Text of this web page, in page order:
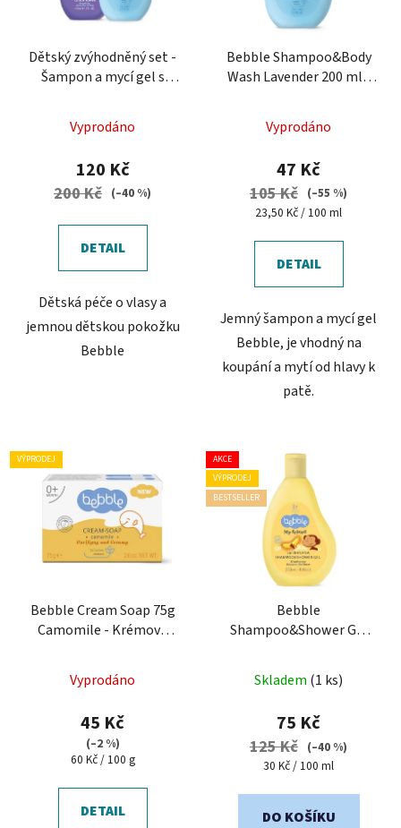
Dětský zvýhodněný set -
Šampon a mycí gel s
kondicionér
Vyprodáno
120 Kč
200 Kč (–40 %)
DETAIL
Dětská péče o vlasy a
jemnou dětskou pokožku
Bebble
Bebble Shampoo&Body
Wash Lavender 200 ml -
levandulí
Vyprodáno
47 Kč
105 Kč (–55 %)
Měrná
23,50 Kč / 100 ml
DETAIL
Jemný šampon a mycí gel
Bebble, je vhodný na
koupání a mytí od hlavy k
patě.
VÝPRODEJ
Bebble Cream Soap 75g
Camomile - Krémové
Vyprodáno
45 Kč
(–2 %)
Měrná
60 Kč / 100 g
DETAIL
AKCE
VÝPRODEJ
BESTSELLER
Bebble
Shampoo&Shower Gel
a sprchový gel Banán
Skladem (1 ks)
75 Kč
125 Kč (–40 %)
Měrná
30 Kč / 100 ml
DO KOŠÍKU